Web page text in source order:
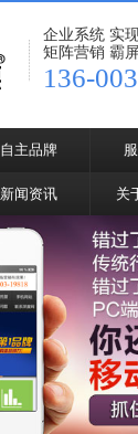
企业系统 实
矩阵营销 霸
136-
自主品牌
新闻资讯 关